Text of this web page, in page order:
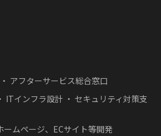
アフターサービス総合窓口
ITインフラ設計 ・ セキュリティ対策支
ームページ、ECサイト等開発